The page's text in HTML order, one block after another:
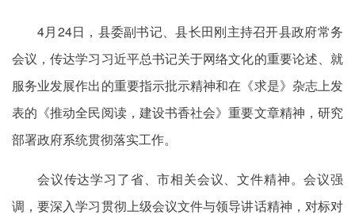
4月24日，县委副书记、县长田刚主持召开县政府常务
会议，传达学习习近平总书记关于网络文化的重要论述、就
服务业发展作出的重要指示批示精神和在《求是》杂志上发
表的《推动全民阅读，建设书香社会》重要文章精神，研究
部署政府系统贯彻落实工作。
会议传达学习了省、市相关会议、文件精神。会议强
调，要深入学习贯彻上级会议文件与领导讲话精神，对标对